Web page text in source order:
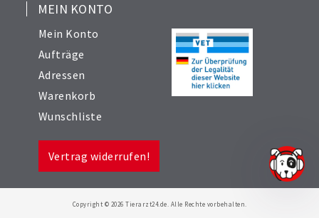
MEIN KONTO
Mein Konto
Aufträge
Adressen
Warenkorb
Wunschliste
Vertrag widerrufen!
Copyright © 2026 Tierarzt24.de. Alle Rechte vorbehalten.